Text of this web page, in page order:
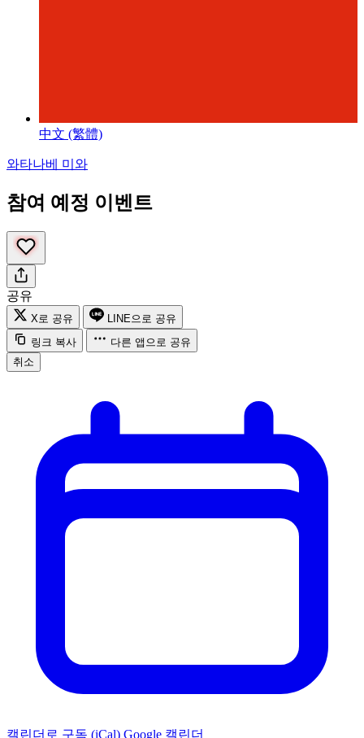
中文 (繁體)
와타나베 미와
참여 예정 이벤트
공유
X로 공유
LINE으로 공유
링크 복사
다른 앱으로 공유
취소
캘린더로 구독 (iCal) Google 캘린더